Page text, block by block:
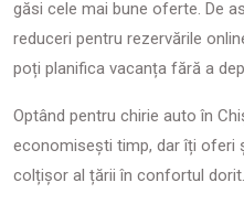
găsi cele mai bune oferte. De
reduceri pentru rezervările
poți planifica vacanța fără a
Optând pentru chirie auto în
economisești timp, dar îți oferi
colțișor al țării în confortul dorit.